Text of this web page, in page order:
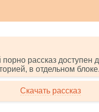
рассказ доступен
в отдельном блоке.
Скачать рассказ